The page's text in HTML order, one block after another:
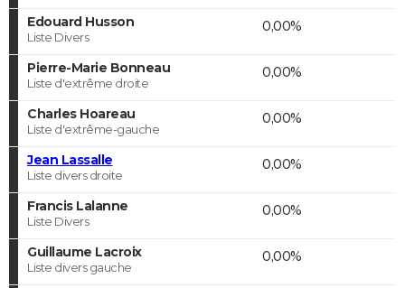
Edouard Husson
Liste Divers
0,00%
Pierre-Marie Bonneau
Liste d'extrême droite
0,00%
Charles Hoareau
Liste d'extrême-gauche
0,00%
Jean Lassalle
Liste divers droite
0,00%
Francis Lalanne
Liste Divers
0,00%
Guillaume Lacroix
Liste divers gauche
0,00%